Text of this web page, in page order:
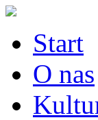
Start
O nas